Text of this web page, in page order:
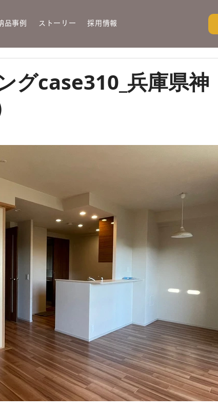
品事例 ストーリー 採用情報
グcase310_兵庫県神